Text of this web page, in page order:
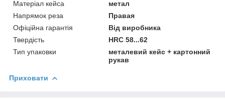
Матеріал кейса
метал
Напрямок реза
Правая
Офіційна гарантія
Від виробника
Твердість
HRC 58...62
Тип упаковки
металевий кейс + картонний
рукав
Приховати